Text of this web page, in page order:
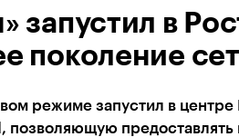
запустил в
поколение
режиме запустил в
позволяющую предоставлять